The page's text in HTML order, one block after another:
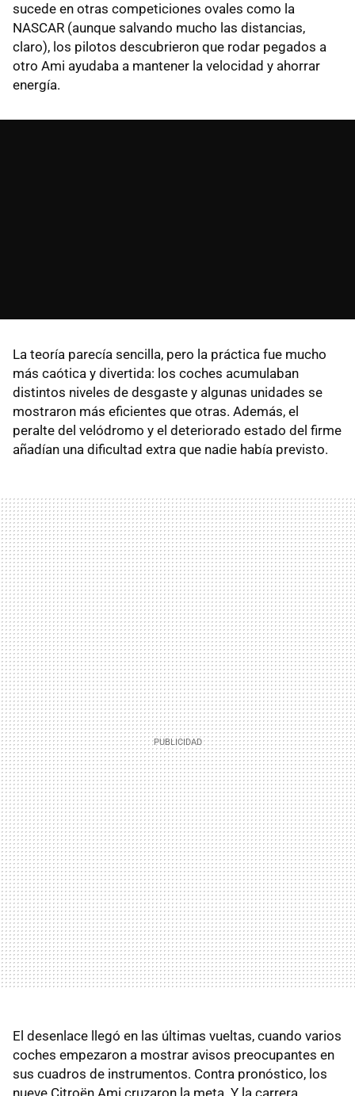
sucede en otras competiciones ovales como la
NASCAR (aunque salvando mucho las distancias,
claro), los pilotos descubrieron que rodar pegados a
otro Ami ayudaba a mantener la velocidad y ahorrar
energía.
La teoría parecía sencilla, pero la práctica fue mucho
más caótica y divertida: los coches acumulaban
distintos niveles de desgaste y algunas unidades se
mostraron más eficientes que otras. Además, el
peralte del velódromo y el deteriorado estado del firme
añadían una dificultad extra que nadie había previsto.
El desenlace llegó en las últimas vueltas, cuando varios
coches empezaron a mostrar avisos preocupantes en
sus cuadros de instrumentos. Contra pronóstico, los